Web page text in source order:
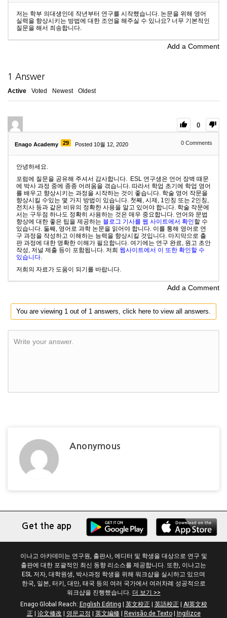
저는 학부 의대생인데 작년부터 연구를 시작했습니다. 논문을 위해 영어
실력을 향상시키는 방법에 대한 조언을 해주실 수 있나요? 너무 기본적인
질문을 해서 죄송합니다.
Add a Comment
1 Answer
Active Voted Newest Oldest
0
Enago Academy 29 Posted 10월 12, 2020 0 Comments
안녕하세요.
포럼에 질문을 공유해 주셔서 감사합니다. ESL 연구생은 언어 장벽 때문
에 박사 과정 중에 종종 어려움을 겪습니다. 따라서 학업 초기에 학업 영어
를 배우고 향상시키는 과정을 시작하는 것이 좋습니다. 학술 영어 작문을
향상시킬 수있는 몇 가지 방법이 있습니다. 첫째, 시제, 1인칭 또는 2인칭,
전치사 등과 같은 비유의 정확한 사용을 알고 있어야 합니다. 학술 작문에
서는 구두점 하나도 정확히 사용하는 것은 매우 중요합니다. 언어와 문법
향상에 대한 좋은 팁을 제공하는 블로그 기사를 웹 사이트에서 확인할 수
있습니다. 둘째, 영어로 과학 논문을 읽어야 합니다. 이를 통해 영어로 연
구 과정을 작성하고 이해하는 능력을 향상시킬 것입니다. 마지막으로 출
판 과정에 대한 명확한 이해가 필요합니다. 여기에는 연구 완료, 원고 초안
작성, 저널 제출 등이 포함됩니다. 저희 웹사이트에서 이 또한 확인할 수
있습니다.
저희의 자료가 도움이 되기를 바랍니다.
Add a Comment
You are viewing 1 out of 1 answers, click here to view all answers.
Write your answer.
Anonymous
Get the app
이나고 아카데미는 연구원, 출판사, 에디터 및 학생을 대상으로 연구 및
출판에 대한 포괄적인 최신 동향 리소스를 제공합니다. 또한, 이나고는
ESL 저자, 대학원생, 박사과정 학생을 위해 워크샵을 실시하고 있으며
한국, 일본, 터키, 대만, 태국 등의 여러 국가에서 여러차례 성공적으로
워크샵을 진행했습니다. 더 보기 >>
Enago Global Reach: English Editing 英文校正 英語校正
AI英文校
正
论文修改 영문교정 英文編修| Revisão de Texto| Ingilizce